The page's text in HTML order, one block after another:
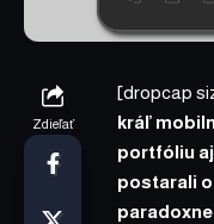
Zdieľať
[dropcap
kráľ
portfóliu
postarali